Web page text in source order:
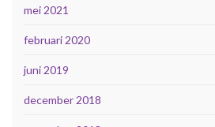
mei 2021
februari 2020
juni 2019
december 2018